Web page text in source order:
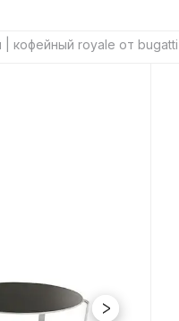
кофейный royale от